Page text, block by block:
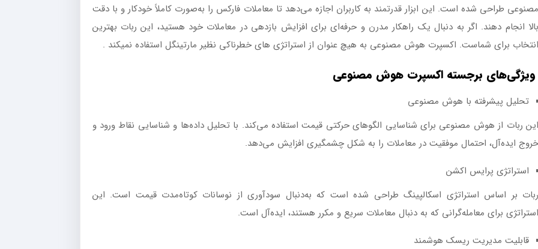
مصنوعی طراحی شده است. این ابزار قدرتمند به کاربران اجازه می‌دهد تا معاملات فارکس را به‌صورت کاملاً خودکار و با دقت
بالا انجام دهند. اگر به دنبال یک راهکار مدرن و حرفه‌ای برای افزایش بازدهی در معاملات خود هستید، این ربات بهترین
انتخاب برای شماست. اکسپرت هوش مصنوعی به هیچ عنوان از استراتژی های خطرناکی نظیر مارتینگل استفاده نمیکند .
ویژگی‌های برجسته اکسپرت هوش مصنوعی
تحلیل پیشرفته با هوش مصنوعی
این ربات از هوش مصنوعی برای شناسایی الگوهای حرکتی قیمت استفاده می‌کند. با تحلیل داده‌ها و شناسایی نقاط ورود و
خروج ایده‌آل، احتمال موفقیت در معاملات را به شکل چشمگیری افزایش می‌دهد.
استراتژی پرایس اکشن
ربات بر اساس استراتژی اسکالپینگ طراحی شده است که به‌دنبال سودآوری از نوسانات کوتاه‌مدت قیمت است. این
استراتژی برای معامله‌گرانی که به دنبال معاملات سریع و مکرر هستند، ایده‌آل است.
قابلیت مدیریت ریسک هوشمند